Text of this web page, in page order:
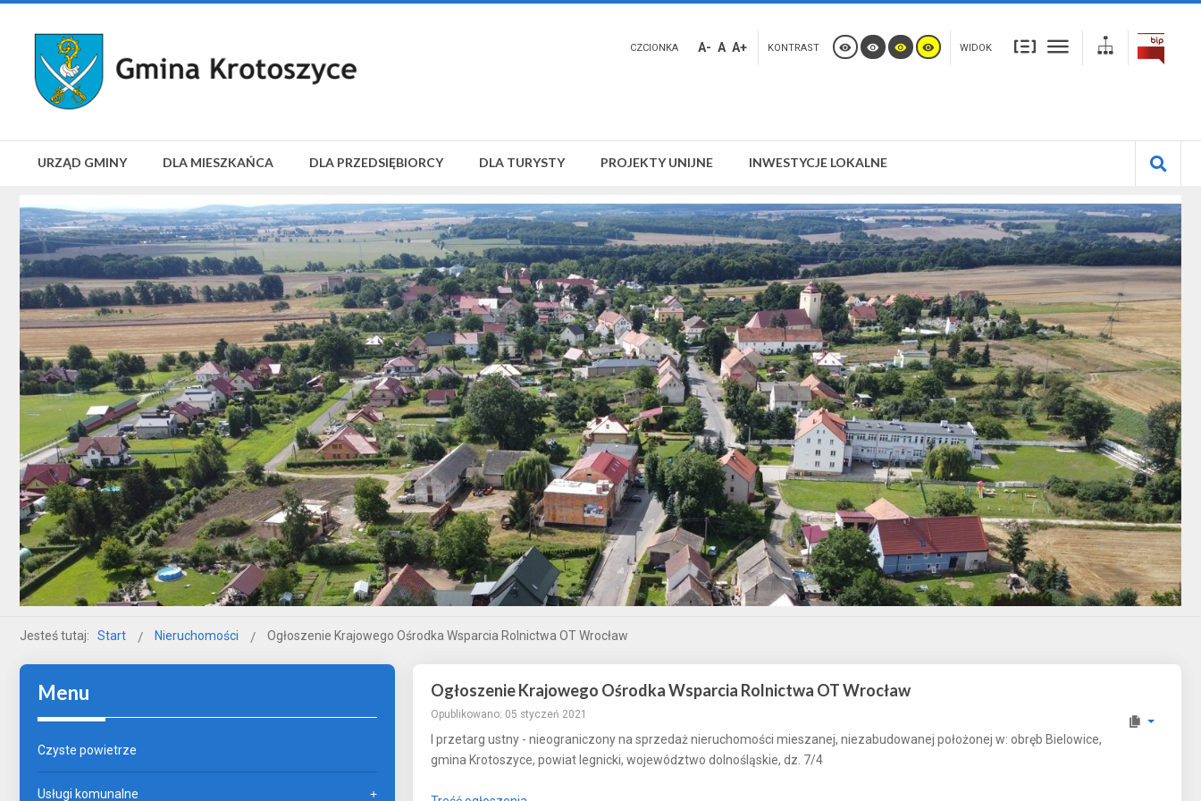
CZCIONKA A- A A+ KONTRAST WIDOK
URZĄD GMINY DLA MIESZKAŃCA DLA PRZEDSIĘBIORCY DLA TURYSTY PROJEKTY UNIJNE INWESTYCJE LOKALNE
Jesteś tutaj: Start Nieruchomości Ogłoszenie Krajowego Ośrodka Wsparcia Rolnictwa OT Wrocław
Ogłoszenie Krajowego Ośrodka Wsparcia Rolnictwa OT Wrocław
Opublikowano: 05 styczeń 2021
I przetarg ustny - nieograniczony na sprzedaż nieruchomości mieszanej, niezabudowanej położonej w: obręb Bielowice,
gmina Krotoszyce, powiat legnicki, województwo dolnośląskie, dz. 7/4
Menu
Czyste powietrze
Usługi komunalne